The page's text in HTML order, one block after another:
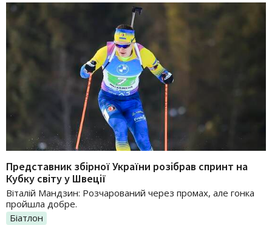
Представник збірної України розібрав спринт на
Кубку світу у Швеції
Віталій Мандзин: Розчарований через промах, але гонка
пройшла добре.
Біатлон